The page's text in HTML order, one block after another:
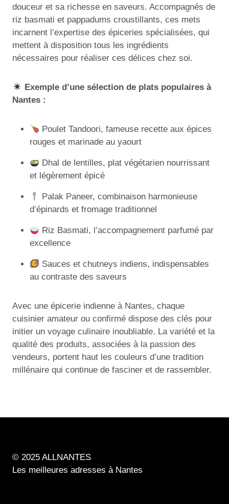
douceur et sa richesse en saveurs. Accompagnés de
riz basmati et pappadums croustillants, ces mets
incarnent l’expertise des épiceries spécialisées, qui
mettent à disposition tous les ingrédients
nécessaires pour réaliser ces délices chez soi.
Exemple d’une sélection de plats populaires à
Nantes :
Poulet Tandoori, fameuse recette aux épices
rouges et marinade au yaourt
Dhal de lentilles, plat végétarien nourrissant
et légèrement épicé
Palak Paneer, combinaison harmonieuse
d’épinards et fromage traditionnel
Riz Basmati, l’accompagnement parfumé par
excellence
Sauces et chutneys indiens, indispensables
au contraste des saveurs
Avec une épicerie indienne à Nantes, chaque
cuisinier amateur ou confirmé dispose des clés pour
initier un voyage culinaire inoubliable. La variété et la
qualité des produits, associées à la passion des
vendeurs, portent haut les couleurs d’une tradition
millénaire qui continue de fasciner et de rassembler.
© 2025 ALLNANTES
Les meilleures adresses à Nantes